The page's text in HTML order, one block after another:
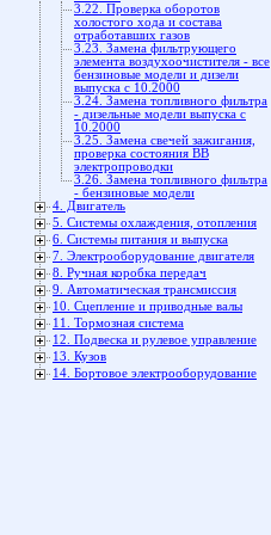
3.22. Проверка оборотов
холостого хода и состава
отработавших газов
3.23. Замена фильтрующего
элемента воздухоочистителя - все
бензиновые модели и дизели
выпуска с 10.2000
3.24. Замена топливного фильтра
- дизельные модели выпуска с
10.2000
3.25. Замена свечей зажигания,
проверка состояния ВВ
электропроводки
3.26. Замена топливного фильтра
- бензиновые модели
4. Двигатель
5. Системы охлаждения, отопления
6. Системы питания и выпуска
7. Электрооборудование двигателя
8. Ручная коробка передач
9. Автоматическая трансмиссия
10. Сцепление и приводные валы
11. Тормозная система
12. Подвеска и рулевое управление
13. Кузов
14. Бортовое электрооборудование